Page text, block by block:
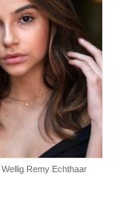
Remy Echthaar